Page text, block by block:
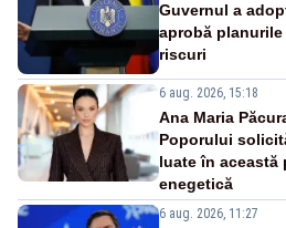
Guvernul a
aprobă
riscuri
6 aug. 2026, 15:18
Ana Maria
Poporului
luate în această
enegetică
6 aug. 2026, 11:27